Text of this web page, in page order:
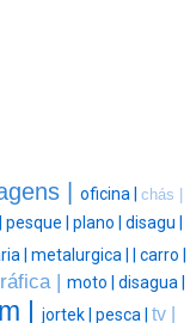
| oficina | chás |
pesque | plano | disagu |
| metalurgica | | carro |
| moto | disagua |
| jortek | pesca | tv |